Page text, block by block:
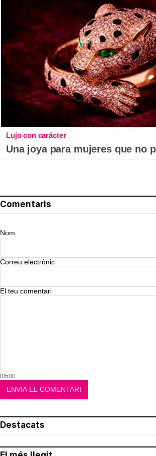
Lujo con carácter
Una joya para mujeres que no
Comentaris
Nom
Correu electrònic
El teu comentari
0/500
Destacats